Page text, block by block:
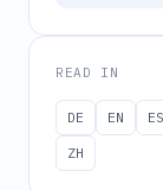
READ IN
DE EN ES
ZH